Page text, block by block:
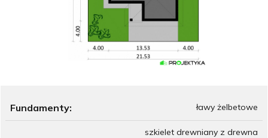
Fundamenty: ławy żelbetowe
szkielet drewniany z drewna